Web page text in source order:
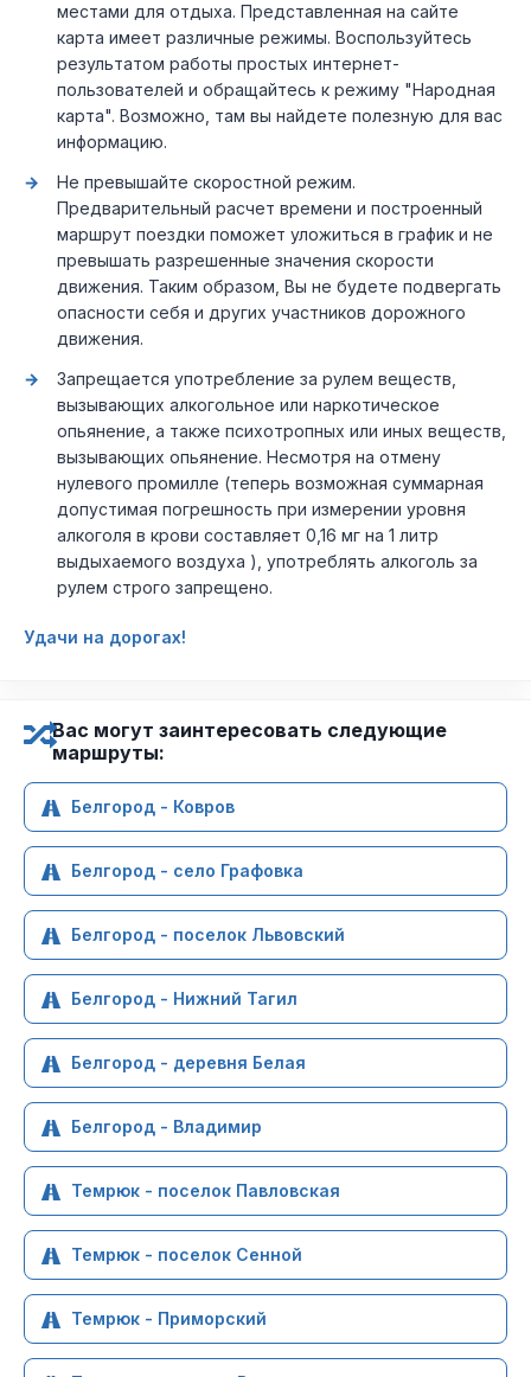
местами для отдыха. Представленная на сайте
карта имеет различные режимы. Воспользуйтесь
результатом работы простых интернет-
пользователей и обращайтесь к режиму "Народная
карта". Возможно, там вы найдете полезную для вас
информацию.
Не превышайте скоростной режим.
Предварительный расчет времени и построенный
маршрут поездки поможет уложиться в график и не
превышать разрешенные значения скорости
движения. Таким образом, Вы не будете подвергать
опасности себя и других участников дорожного
движения.
Запрещается употребление за рулем веществ,
вызывающих алкогольное или наркотическое
опьянение, а также психотропных или иных веществ,
вызывающих опьянение. Несмотря на отмену
нулевого промилле (теперь возможная суммарная
допустимая погрешность при измерении уровня
алкоголя в крови составляет 0,16 мг на 1 литр
выдыхаемого воздуха ), употреблять алкоголь за
рулем строго запрещено.
Удачи на дорогах!
Вас могут заинтересовать следующие
маршруты:
Белгород - Ковров
Белгород - село Графовка
Белгород - поселок Львовский
Белгород - Нижний Тагил
Белгород - деревня Белая
Белгород - Владимир
Темрюк - поселок Павловская
Темрюк - поселок Сенной
Темрюк - Приморский